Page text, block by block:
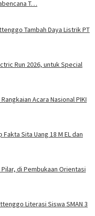
T…
Tambah Daya Listrik PT
Run 2026, untuk Special
Acara Nasional PIKI
Sita Uang 18 M EL dan
di Pembukaan Orientasi
Literasi Siswa SMAN 3